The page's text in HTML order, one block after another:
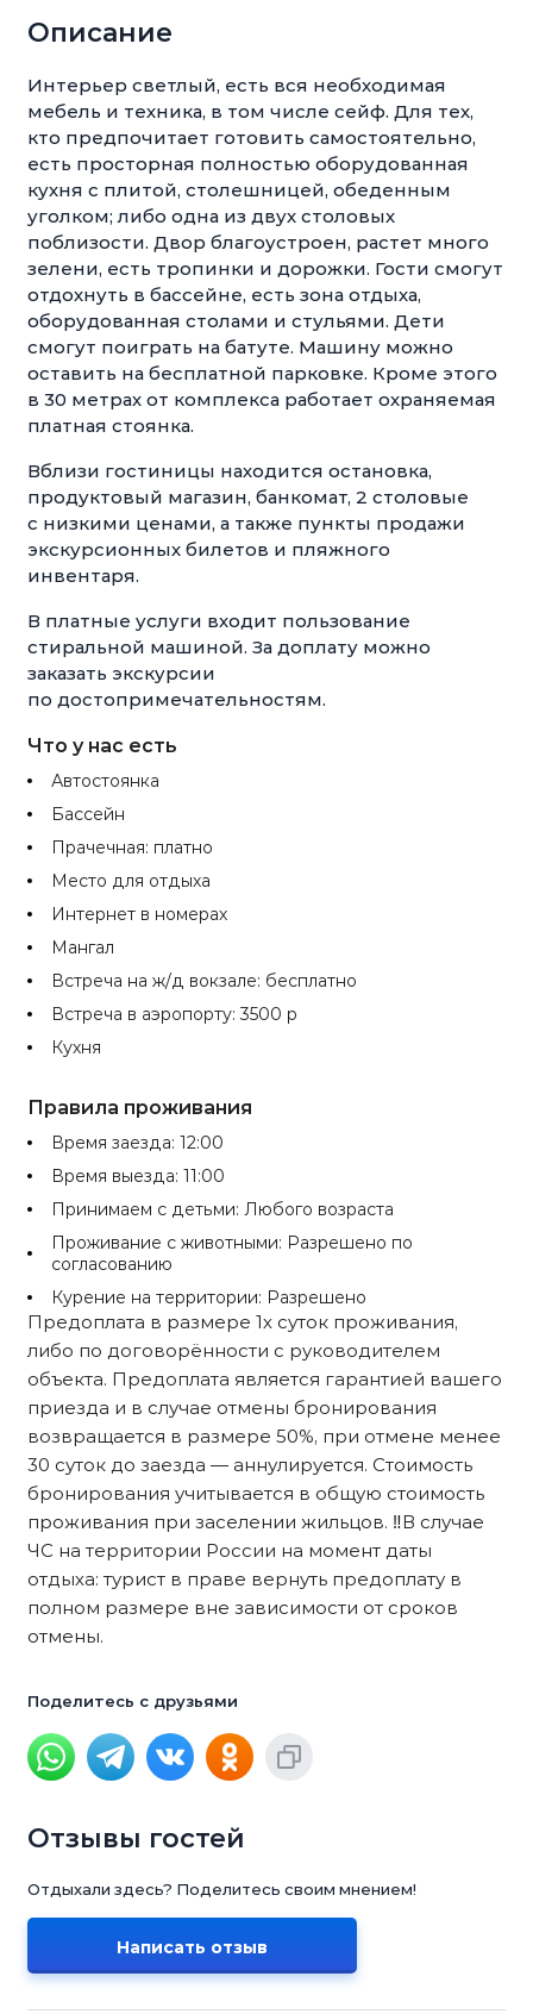
Описание
Интерьер светлый, есть вся необходимая
мебель и техника, в том числе сейф. Для тех,
кто предпочитает готовить самостоятельно,
есть просторная полностью оборудованная
кухня с плитой, столешницей, обеденным
уголком; либо одна из двух столовых
поблизости. Двор благоустроен, растет много
зелени, есть тропинки и дорожки. Гости смогут
отдохнуть в бассейне, есть зона отдыха,
оборудованная столами и стульями. Дети
смогут поиграть на батуте. Машину можно
оставить на бесплатной парковке. Кроме этого
в 30 метрах от комплекса работает охраняемая
платная стоянка.
Вблизи гостиницы находится остановка,
продуктовый магазин, банкомат, 2 столовые
с низкими ценами, а также пункты продажи
экскурсионных билетов и пляжного
инвентаря.
В платные услуги входит пользование
стиральной машиной. За доплату можно
заказать экскурсии
по достопримечательностям.
Что у нас есть
Автостоянка
Бассейн
Прачечная: платно
Место для отдыха
Интернет в номерах
Мангал
Встреча на ж/д вокзале: бесплатно
Встреча в аэропорту: 3500 р
Кухня
Правила проживания
Время заезда: 12:00
Время выезда: 11:00
Принимаем с детьми: Любого возраста
Проживание с животными: Разрешено по
согласованию
Курение на территории: Разрешено
Предоплата в размере 1х суток проживания,
либо по договорённости с руководителем
объекта. Предоплата является гарантией вашего
приезда и в случае отмены бронирования
возвращается в размере 50%, при отмене менее
30 суток до заезда — аннулируется. Стоимость
бронирования учитывается в общую стоимость
проживания при заселении жильцов. ‼️В случае
ЧС на территории России на момент даты
отдыха: турист в праве вернуть предоплату в
полном размере вне зависимости от сроков
отмены.
Поделитесь с друзьями
Отзывы гостей
Отдыхали здесь? Поделитесь своим мнением!
Написать отзыв